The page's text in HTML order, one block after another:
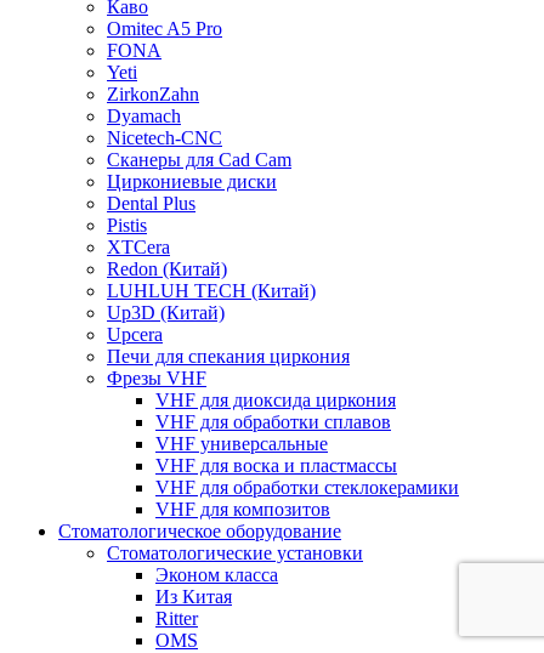
Каво
Omitec A5 Pro
FONA
Yeti
ZirkonZahn
Dyamach
Nicetech-CNC
Сканеры для Cad Cam
Циркониевые диски
Dental Plus
Pistis
XTCera
Redon (Китай)
LUHLUH TECH (Китай)
Up3D (Китай)
Upcera
Печи для спекания циркония
Фрезы VHF
VHF для диоксида циркония
VHF для обработки сплавов
VHF универсальные
VHF для воска и пластмассы
VHF для обработки стеклокерамики
VHF для композитов
Стоматологическое оборудование
Стоматологические установки
Эконом класса
Из Китая
Ritter
OMS